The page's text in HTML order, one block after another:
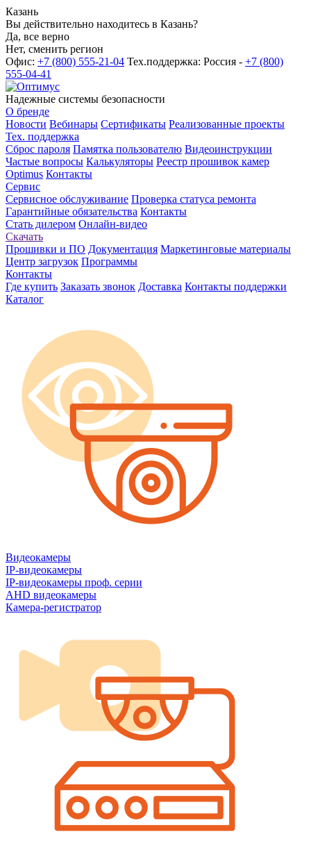
Казань
Вы действительно находитесь в Казань?
Да, все верно
Нет, сменить регион
Офис: +7 (800) 555-21-04 Тех.поддержка: Россия - +7 (800)
555-04-41
Надежные системы безопасности
О бренде
Новости Вебинары Сертификаты Реализованные проекты
Тех. поддержка
Сброс пароля Памятка пользователю Видеоинструкции
Частые вопросы Калькуляторы Реестр прошивок камер
Optimus Контакты
Сервис
Сервисное обслуживание Проверка статуса ремонта
Гарантийные обязательства Контакты
Стать дилером Онлайн-видео
Скачать
Прошивки и ПО Документация Маркетинговые материалы
Центр загрузок Программы
Контакты
Где купить Заказать звонок Доставка Контакты поддержки
Каталог
Видеокамеры
IP-видеокамеры
IP-видеокамеры проф. серии
AHD видеокамеры
Камера-регистратор